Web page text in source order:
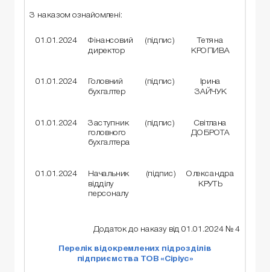
З наказом ознайомлені:
01.01.2024
Фінансовий
директор
(підпис)
Тетяна
КРОПИВА
01.01.2024 Головний
бухгалтер
(підпис) Ірина
ЗАЙЧУК
01.01.2024 Заступник
головного
бухгалтера
(підпис) Світлана
ДОБРОТА
01.01.2024
Начальник
відділу
персоналу
(підпис)
Олександра
КРУТЬ
Додаток до наказу від 01.01.2024 № 4
Перелік відокремлених підрозділів
підприємства ТОВ «Сіріус»